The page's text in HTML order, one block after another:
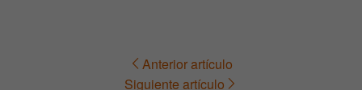
Navegación Anterior artículo
Siguiente artículo